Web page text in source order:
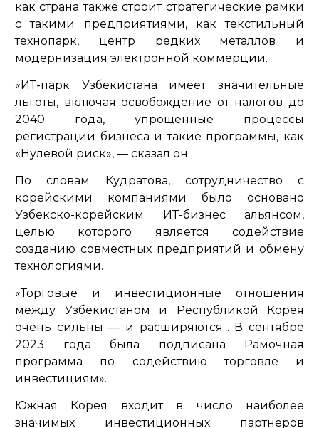
как страна также строит стратегические рамки
с такими предприятиями, как текстильный
технопарк, центр редких металлов и
модернизация электронной коммерции.
«ИТ-парк Узбекистана имеет значительные
льготы, включая освобождение от налогов до
2040 года, упрощенные процессы
регистрации бизнеса и такие программы, как
«Нулевой риск», — сказал он.
По словам Кудратова, сотрудничество с
корейскими компаниями было основано
Узбекско-корейским ИТ-бизнес альянсом,
целью которого является содействие
созданию совместных предприятий и обмену
технологиями.
«Торговые и инвестиционные отношения
между Узбекистаном и Республикой Корея
очень сильны — и расширяются... В сентябре
2023 года была подписана Рамочная
программа по содействию торговле и
инвестициям».
Южная Корея входит в число наиболее
значимых инвестиционных партнеров